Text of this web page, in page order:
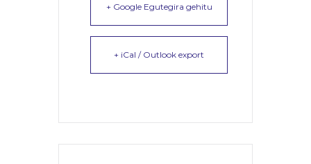
+ Google Egutegira gehitu
+ iCal / Outlook export